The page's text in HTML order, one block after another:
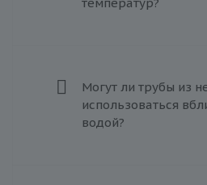
Могут ли трубы из
использоваться
водой?